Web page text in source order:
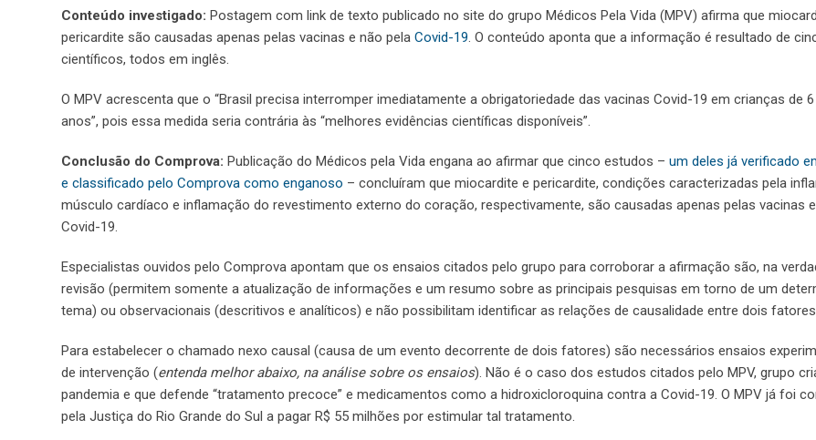
Conteúdo investigado: Postagem com link de texto publicado no site do grupo Médicos Pela Vida (MPV) afirma que
pericardite são causadas apenas pelas vacinas e não pela Covid-19. O conteúdo aponta que a informação é resultado de
científicos, todos em inglês.
O MPV acrescenta que o “Brasil precisa interromper imediatamente a obrigatoriedade das vacinas Covid-19 em crianças de
anos”, pois essa medida seria contrária às “melhores evidências científicas disponíveis”.
Conclusão do Comprova: Publicação do Médicos pela Vida engana ao afirmar que cinco estudos – um deles já verificado
e classificado pelo Comprova como enganoso – concluíram que miocardite e pericardite, condições caracterizadas pela
músculo cardíaco e inflamação do revestimento externo do coração, respectivamente, são causadas apenas pelas vacinas
Covid-19.
Especialistas ouvidos pelo Comprova apontam que os ensaios citados pelo grupo para corroborar a afirmação são, na
revisão (permitem somente a atualização de informações e um resumo sobre as principais pesquisas em torno de um
tema) ou observacionais (descritivos e analíticos) e não possibilitam identificar as relações de causalidade entre dois
Para estabelecer o chamado nexo causal (causa de um evento decorrente de dois fatores) são necessários ensaios
de intervenção (entenda melhor abaixo, na análise sobre os ensaios). Não é o caso dos estudos citados pelo MPV, grupo
pandemia e que defende “tratamento precoce” e medicamentos como a hidroxicloroquina contra a Covid-19. O MPV já foi
pela Justiça do Rio Grande do Sul a pagar R$ 55 milhões por estimular tal tratamento.